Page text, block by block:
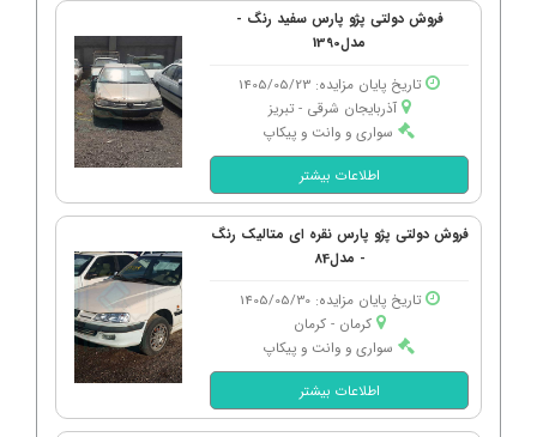
فروش دولتی پژو پارس سفید رنگ -
مدل1390
تاریخ پایان مزایده: 1405/05/23
آذربایجان شرقی - تبریز
سواری و وانت و پیکاپ
اطلاعات بیشتر
فروش دولتی پژو پارس نقره ای متالیک رنگ
- مدل84
تاریخ پایان مزایده: 1405/05/30
کرمان - كرمان
سواری و وانت و پیکاپ
اطلاعات بیشتر